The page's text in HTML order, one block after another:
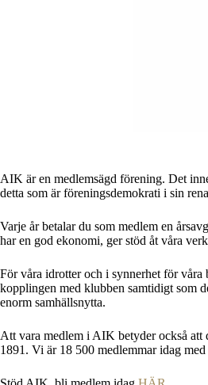
AIK är en medlemsägd förening. Det
detta som är föreningsdemokrati i sin
Varje år betalar du som medlem en
har en god ekonomi, ger stöd åt våra
För våra idrotter och i synnerhet för
kopplingen med klubben samtidigt som
enorm samhällsnytta.
Att vara medlem i AIK betyder också att
1891. Vi är 18 500 medlemmar idag